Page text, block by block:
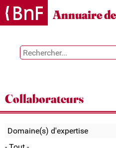
Annuaire
Collaborateurs
Domaine(s) d'expertise